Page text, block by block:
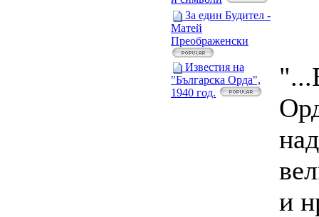
За един Будител -
Матей
Преображенски
Известия на
"Българска Орда",
1940 год.
и